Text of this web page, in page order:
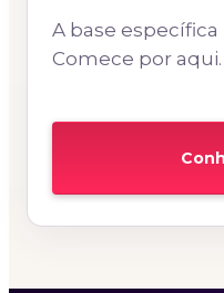
A base específica
Comece por aqui.